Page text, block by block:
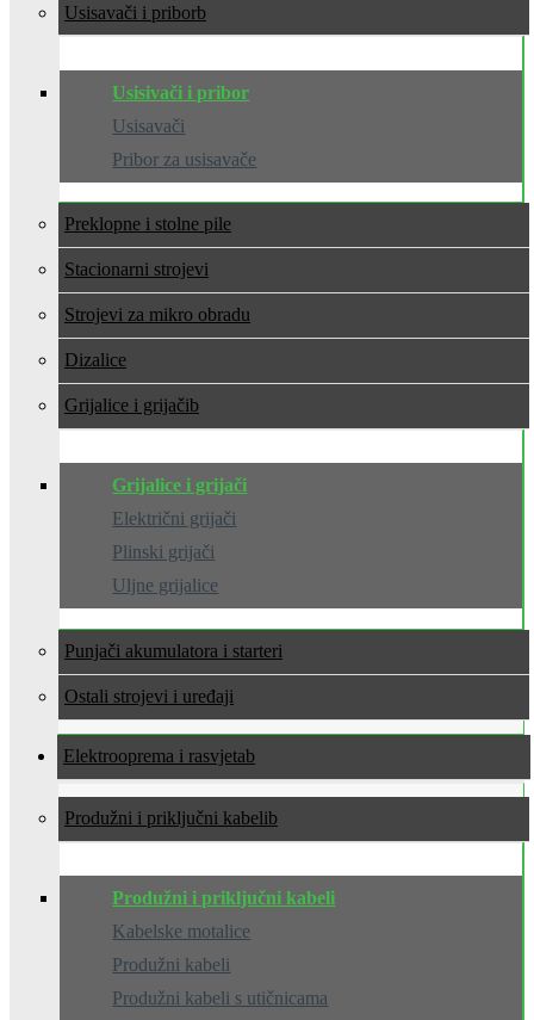
Usisavači i pribor
Usisivači i pribor
Usisavači
Pribor za usisavače
Preklopne i stolne pile
Stacionarni strojevi
Strojevi za mikro obradu
Dizalice
Grijalice i grijači
Grijalice i grijači
Električni grijači
Plinski grijači
Uljne grijalice
Punjači akumulatora i starteri
Ostali strojevi i uređaji
Elektrooprema i rasvjeta
Produžni i priključni kabeli
Produžni i priključni kabeli
Kabelske motalice
Produžni kabeli
Produžni kabeli s utičnicama